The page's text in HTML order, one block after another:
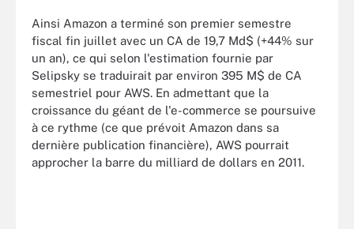
Ainsi Amazon a terminé son premier semestre
fiscal fin juillet avec un CA de 19,7 Md$ (+44% sur
un an), ce qui selon l'estimation fournie par
Selipsky se traduirait par environ 395 M$ de CA
semestriel pour AWS. En admettant que la
croissance du géant de l'e-commerce se poursuive
à ce rythme (ce que prévoit Amazon dans sa
dernière publication financière), AWS pourrait
approcher la barre du milliard de dollars en 2011.